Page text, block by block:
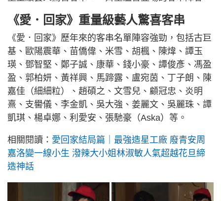
《愛．回家》重量級藝人驚喜客串
《愛．回家》歷年來的客串名單陣容強勁，包括古巨
基、歐陽震華、苗僑偉、米雪、胡楓、陳煒、譚玉
瑛、鄧智堅、鄭子誠、康華、錢小豪、譚俊彥、馮盈
盈、郭柏妍、黃祥興、馬蹄露、盧宛茵、丁子朗、陳
嘉佳（細細粒）、趙碩之、文雪兒、顧冠忠、炎明
熹、支嚳儀、李金凱、吳大強、姜麗文、吳麗珠、譚
凱琪、楊卓娜、利愛安、張馳豪（Aska）等。
相關閱讀： 愛回家結局篇｜最強造星工廠 廢青安周
嘉洛變一線小生 潑辣大小姐林淑敏人氣超越花旦締
造神話